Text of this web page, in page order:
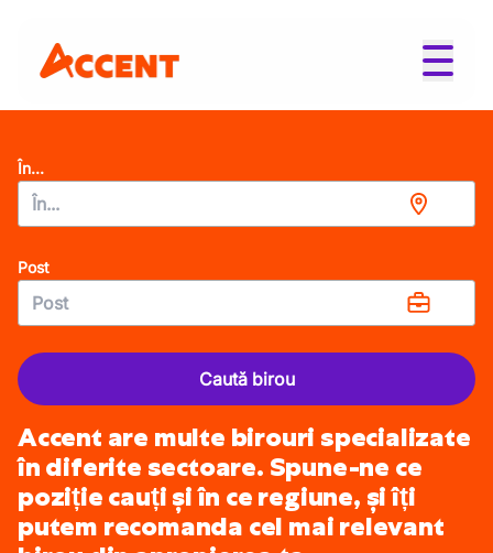
În...
Post
Caută birou
Accent are multe birouri specializate
în diferite sectoare. Spune-ne ce
poziție cauți și în ce regiune, și îți
putem recomanda cel mai relevant